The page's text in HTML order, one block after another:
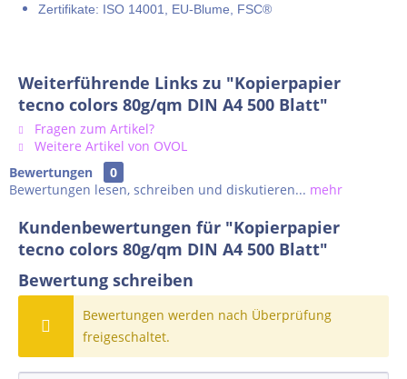
Zertifikate: ISO 14001, EU-Blume, FSC®
Weiterführende Links zu "Kopierpapier
tecno colors 80g/qm DIN A4 500 Blatt"
Fragen zum Artikel?
Weitere Artikel von OVOL
Bewertungen
0
Bewertungen lesen, schreiben und diskutieren... mehr
Kundenbewertungen für "Kopierpapier
tecno colors 80g/qm DIN A4 500 Blatt"
Bewertung schreiben
Bewertungen werden nach Überprüfung
freigeschaltet.